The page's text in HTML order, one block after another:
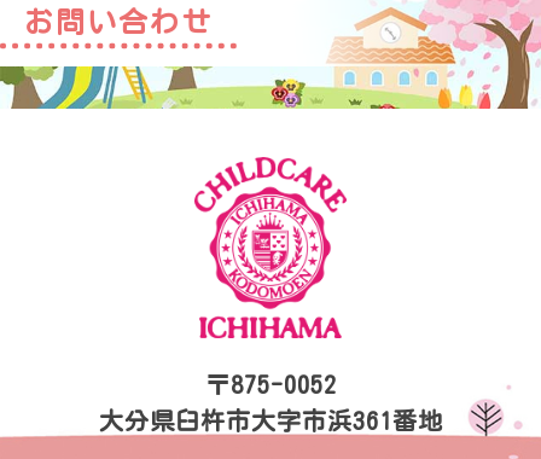
お問い合わせ
〒875-0052
大分県臼杵市大字市浜361番地